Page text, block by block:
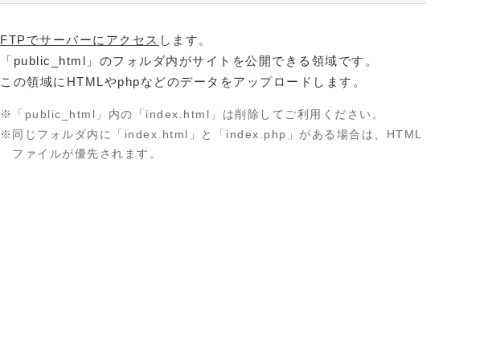
FTPでサーバーにアクセス します。
「public_html」のフォルダ内がサイトを公開できる領域です。
この領域にHTMLやphpなどのデータをアップロードします。
「public_html」内の「index.html」は削除してご利用ください。
同じフォルダ内に「index.html」と「index.php」がある場合は、HTML
ファイルが優先されます。